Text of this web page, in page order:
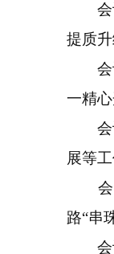
会议
提质
会议
一精
会议
展等
会议
路“串
会议